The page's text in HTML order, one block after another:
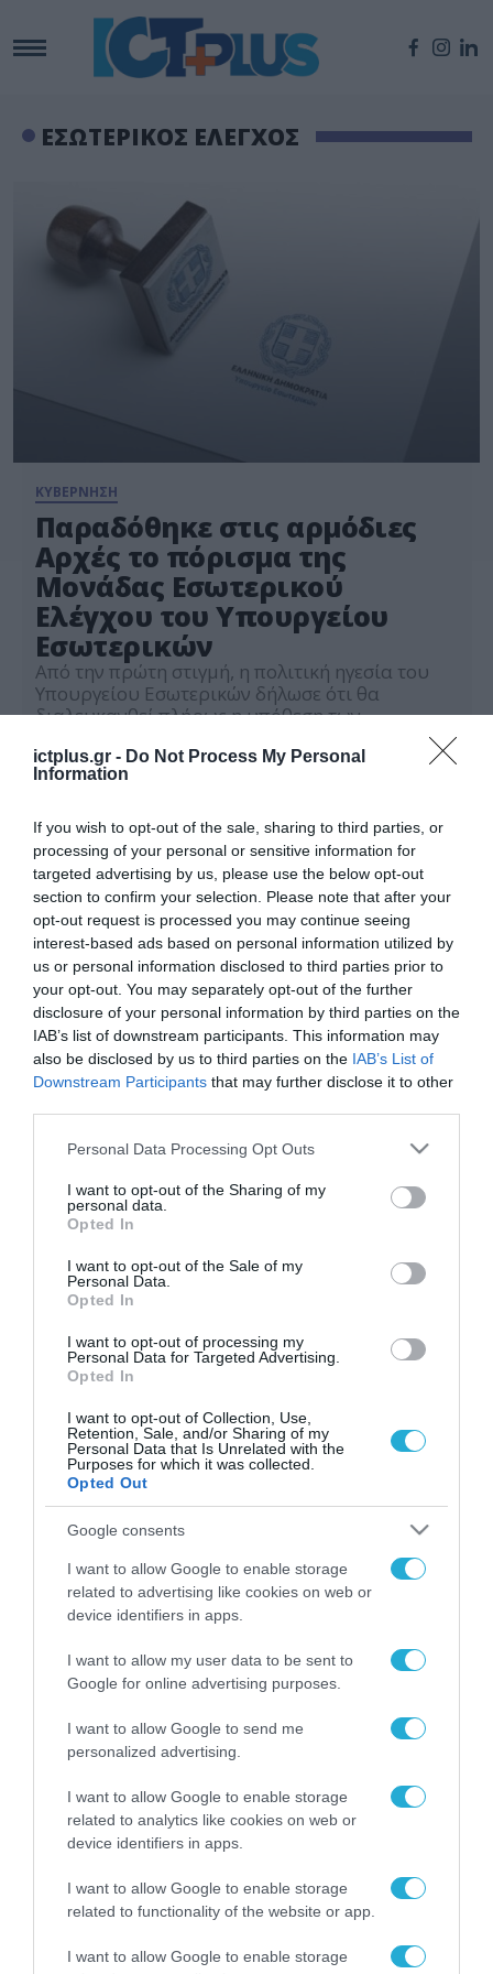
ictplus.gr - Do Not Process My Personal
Information
If you wish to opt-out of the sale, sharing to third parties, or
processing of your personal or sensitive information for
targeted advertising by us, please use the below opt-out
section to confirm your selection. Please note that after your
opt-out request is processed you may continue seeing
interest-based ads based on personal information utilized by
us or personal information disclosed to third parties prior to
your opt-out. You may separately opt-out of the further
disclosure of your personal information by third parties on the
IAB’s list of downstream participants. This information may
also be disclosed by us to third parties on the IAB’s List of
Downstream Participants that may further disclose it to other
Please note that this website/app uses one or more Google
not limited to your visit or usage behaviour. You may click to
grant or deny consent to Google and its third-party tags to
use your data for below specified purposes in below Google
consent section.
Personal Data Processing Opt Outs
I want to opt-out of the Sharing of my
personal data.
Opted In
I want to opt-out of the Sale of my
Personal Data.
Opted In
I want to opt-out of processing my
Personal Data for Targeted Advertising.
Opted In
I want to opt-out of Collection, Use,
Retention, Sale, and/or Sharing of my
Personal Data that Is Unrelated with the
Purposes for which it was collected.
Opted Out
Google consents
I want to allow Google to enable storage
related to advertising like cookies on web or
device identifiers in apps.
I want to allow my user data to be sent to
Google for online advertising purposes.
I want to allow Google to send me
personalized advertising.
I want to allow Google to enable storage
related to analytics like cookies on web or
device identifiers in apps.
I want to allow Google to enable storage
related to functionality of the website or app.
I want to allow Google to enable storage
ΕΣΩΤΕΡΙΚΟΣ ΕΛΕΓΧΟΣ
ΚΥΒΕΡΝΗΣΗ
Παραδόθηκε στις αρμόδιες
Αρχές το πόρισμα της
Μονάδας Εσωτερικού
Ελέγχου του Υπουργείου
Εσωτερικών
Από την πρώτη στιγμή, η πολιτική ηγεσία του
Υπουργείου Εσωτερικών δήλωσε ότι θα
διαλευκανθεί πλήρως η υπόθεση των
πολίτες που κατοικούν στο εξωτερικό. Ακριβώς
γι’ αυτό, την πρώτη εργάσιμη ημέρα μετά τις
Κεραμέως και ο Αναπληρωτής Υπουργός
Θοδωρής Λιβάνιος, έδωσαν εντολή για
διενέργεια εσωτερικού […]
ΡΟΗ ΕΙΔΗΣΕΩΝ
Το χρηματοδοτούμενο
από την ΕΕ έργο “The
Gaming Police”
ενισχύει την ασφάλεια
των παιδιών στο
διαδίκτυο
ΑΑΔΕ: Διευκρινίσεις
παραβάσεις που
αφορούν τους ΦΗΜ
31.07.2026
Σ. Καλαφάτης: «Η
Τεχνητή Νοημοσύνη
δεν είναι απλώς μια
νέα τεχνολογία, είναι
μια νέα βιομηχανική
επανάσταση»
31.07.2026
για τη χρηματοδότηση